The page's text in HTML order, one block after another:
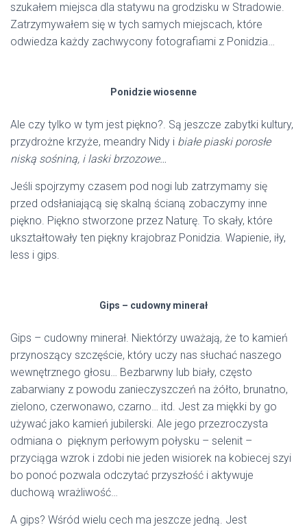
szukałem miejsca dla statywu na grodzisku w Stradowie.
Zatrzymywałem się w tych samych miejscach, które
odwiedza każdy zachwycony fotografiami z Ponidzia…
Ponidzie wiosenne
Ale czy tylko w tym jest piękno?. Są jeszcze zabytki kultury,
przydrożne krzyże, meandry Nidy i białe piaski porosłe
niską sośniną, i laski brzozowe…
Jeśli spojrzymy czasem pod nogi lub zatrzymamy się
przed odsłaniającą się skalną ścianą zobaczymy inne
piękno. Piękno stworzone przez Naturę. To skały, które
ukształtowały ten piękny krajobraz Ponidzia. Wapienie, iły,
less i gips.
Gips – cudowny minerał
Gips – cudowny minerał. Niektórzy uważają, że to kamień
przynoszący szczęście, który uczy nas słuchać naszego
wewnętrznego głosu… Bezbarwny lub biały, często
zabarwiany z powodu zanieczyszczeń na żółto, brunatno,
zielono, czerwonawo, czarno… itd. Jest za miękki by go
używać jako kamień jubilerski. Ale jego przezroczysta
odmiana o pięknym perłowym połysku – selenit –
przyciąga wzrok i zdobi nie jeden wisiorek na kobiecej szyi
bo ponoć pozwala odczytać przyszłość i aktywuje
duchową wrażliwość…
A gips? Wśród wielu cech ma jeszcze jedną. Jest